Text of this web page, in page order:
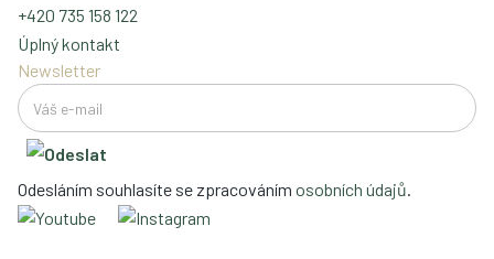
+420 735 158 122
Úplný kontakt
Newsletter
Odesláním souhlasíte se zpracováním osobních údajů